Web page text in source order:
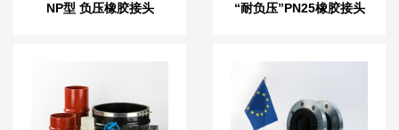
NP型 负压橡胶接头 “耐负压”PN25橡胶接头